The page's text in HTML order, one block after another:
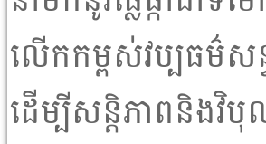
លើកកម្ពស់វប្បធម៌ស
ដើម្បីសន្តិភាពនិងវិ